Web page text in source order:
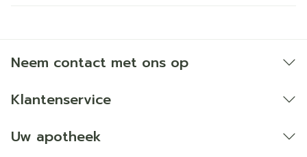
Neem contact met ons op
Klantenservice
Uw apotheek